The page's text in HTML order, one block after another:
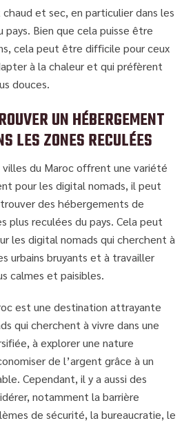
et sec, en particulier dans les
pays. Bien que cela puisse être
cela peut être difficile pour ceux
à la chaleur et qui préfèrent
douces.
UN HÉBERGEMENT
LES ZONES RECULÉES
villes du Maroc offrent une variété
pour les digital nomads, il peut
des hébergements de
plus reculées du pays. Cela peut
les digital nomads qui cherchent à
urbains bruyants et à travailler
calmes et paisibles.
est une destination attrayante
qui cherchent à vivre dans une
à explorer une nature
de l’argent grâce à un
Cependant, il y a aussi des
notamment la barrière
de sécurité, la bureaucratie, le